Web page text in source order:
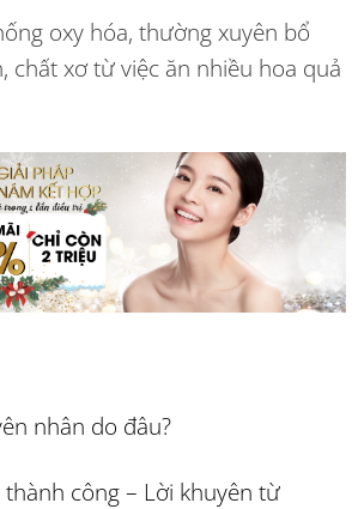
oxy hóa, thường xuyên bổ
chất xơ từ việc ăn nhiều hoa quả
nhân do đâu?
công – Lời khuyên từ